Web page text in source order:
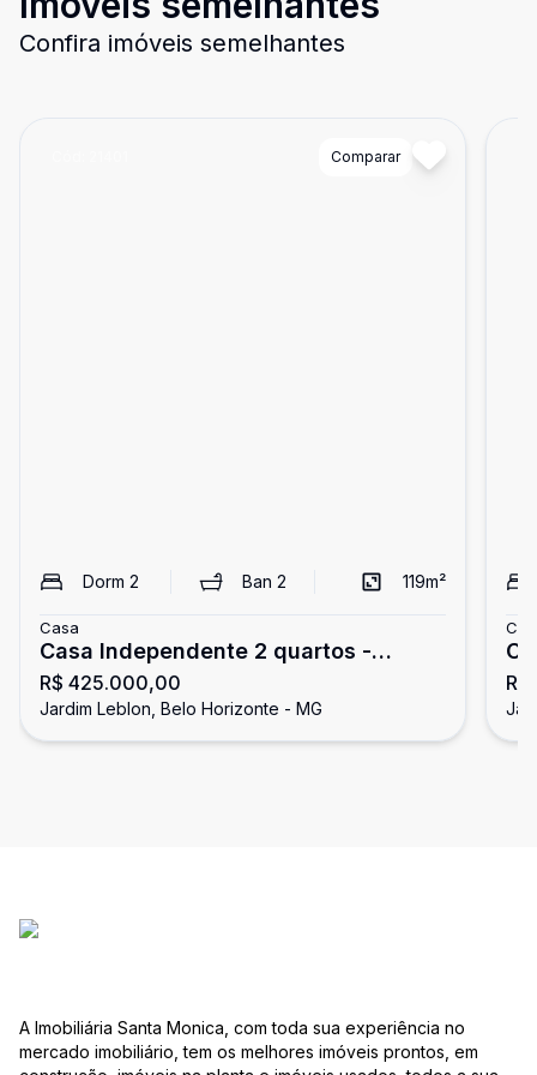
Confira imóveis semelhantes
Comparar
Dorm 2 Ban2 119m²
Casa
Casa Independente 2 quartos -
Jardim Leblon
R$ 425.000,00
Jardim Leblon, Belo Horizonte - MG
A Imobiliária Santa Monica, com toda sua experiência no
mercado imobiliário, tem os melhores imóveis prontos, em